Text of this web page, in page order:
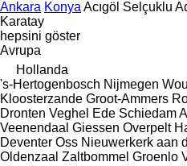
Ankara Konya Acıgöl Selçuklu
Karatay
hepsini göster
Avrupa
Hollanda
's-Hertogenbosch Nijmegen
Kloosterzande Groot-Ammers
Dronten Veghel Ede Schiedam
Veenendaal Giessen Overpelt
Deventer Oss Nieuwerkerk aan
Oldenzaal Zaltbommel Groenlo